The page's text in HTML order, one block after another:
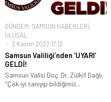
GÜNDEM, SAMSUN HABERLERİ,
ULUSAL
3 Kasım 2022 17:12
Samsun Valiliği’nden ‘UYARI’
GELDİ!
Samsun Valisi Doç. Dr. Zülkif Dağlı,
"Çok iyi tanıyıp bildiğimiz...